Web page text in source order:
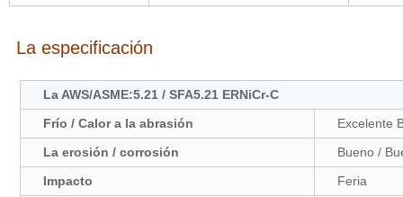
La especificación
La AWS/ASME:5.21 / SFA5.21 ERNiCr-C
Frío / Calor a la abrasión
Excelente
La erosión / corrosión
Bueno /
Impacto
Feria